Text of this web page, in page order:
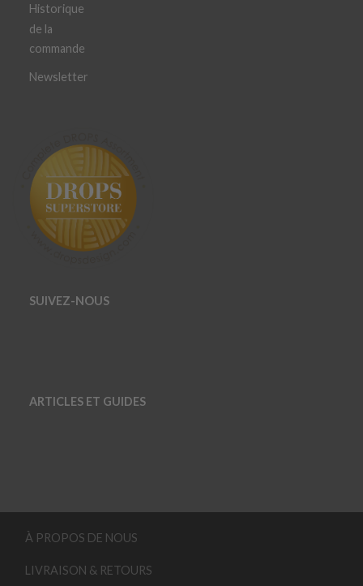
Historique
de la
commande
Newsletter
SUIVEZ-NOUS
ARTICLES ET GUIDES
À PROPOS DE NOUS
LIVRAISON & RETOURS